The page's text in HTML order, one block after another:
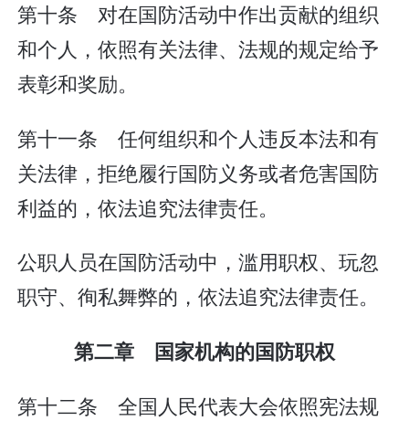
第十条 对在国防活动中作出贡献的组织
和个人，依照有关法律、法规的规定给予
表彰和奖励。
第十一条 任何组织和个人违反本法和有
关法律，拒绝履行国防义务或者危害国防
利益的，依法追究法律责任。
公职人员在国防活动中，滥用职权、玩忽
职守、徇私舞弊的，依法追究法律责任。
第二章 国家机构的国防职权
第十二条 全国人民代表大会依照宪法规